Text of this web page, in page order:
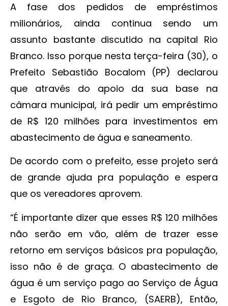
A fase dos pedidos de empréstimos
milionários, ainda continua sendo um
assunto bastante discutido na capital Rio
Branco. Isso porque nesta terça-feira (30), o
Prefeito Sebastião Bocalom (PP) declarou
que através do apoio da sua base na
câmara municipal, irá pedir um empréstimo
de R$ 120 milhões para investimentos em
abastecimento de água e saneamento.
De acordo com o prefeito, esse projeto será
de grande ajuda pra população e espera
que os vereadores aprovem.
“É importante dizer que esses R$ 120 milhões
não serão em vão, além de trazer esse
retorno em serviços básicos pra população,
isso não é de graça. O abastecimento de
água é um serviço pago ao Serviço de Água
e Esgoto de Rio Branco, (SAERB), Então,